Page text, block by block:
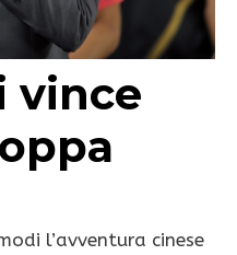
vince
l’avventura cinese